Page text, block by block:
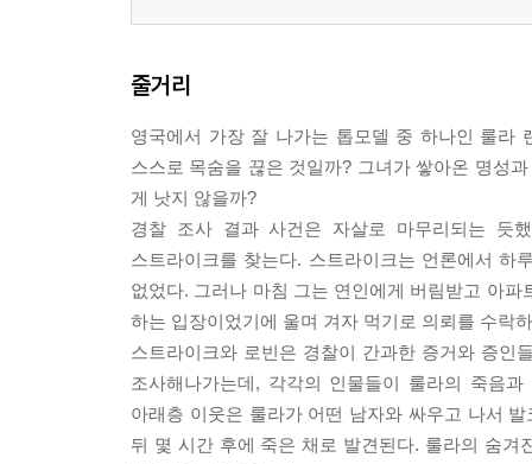
줄거리
영국에서 가장 잘 나가는 톱모델 중 하나인 룰라
스스로 목숨을 끊은 것일까? 그녀가 쌓아온 명성
게 낫지 않을까?
경찰 조사 결과 사건은 자살로 마무리되는 듯
스트라이크를 찾는다. 스트라이크는 언론에서
없었다. 그러나 마침 그는 연인에게 버림받고 아
하는 입장이었기에 울며 겨자 먹기로 의뢰를 수락
스트라이크와 로빈은 경찰이 간과한 증거와 증인
조사해나가는데, 각각의 인물들이 룰라의 죽음
아래층 이웃은 룰라가 어떤 남자와 싸우고 나서
뒤 몇 시간 후에 죽은 채로 발견된다. 룰라의 숨